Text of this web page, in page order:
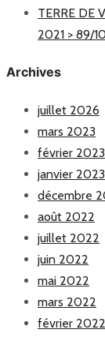
TERRE DE
2021 > 89/
Archives
juillet 2026
mars 2023
février 2023
janvier 2023
décembre
août 2022
juillet 2022
juin 2022
mai 2022
mars 2022
février 2022